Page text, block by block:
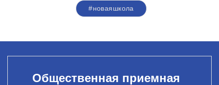
#новаяшкола
Общественная приемная